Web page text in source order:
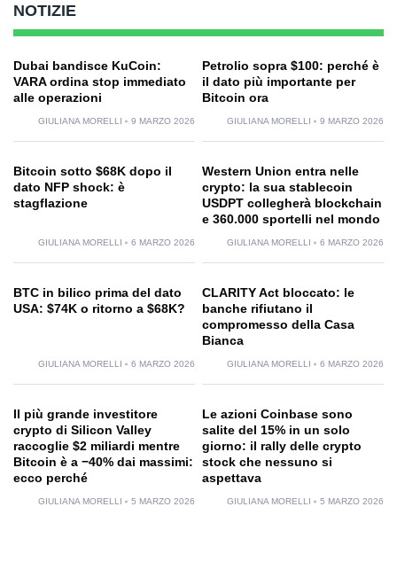
NOTIZIE
Dubai bandisce KuCoin:
VARA ordina stop immediato
alle operazioni
GIULIANA MORELLI 9 MARZO 2026
Petrolio sopra $100: perché è
il dato più importante per
Bitcoin ora
GIULIANA MORELLI 9 MARZO 2026
Bitcoin sotto $68K dopo il
dato NFP shock: è
stagflazione
GIULIANA MORELLI 6 MARZO 2026
Western Union entra nelle
crypto: la sua stablecoin
USDPT collegherà blockchain
e 360.000 sportelli nel mondo
GIULIANA MORELLI 6 MARZO 2026
BTC in bilico prima del dato
USA: $74K o ritorno a $68K?
GIULIANA MORELLI 6 MARZO 2026
CLARITY Act bloccato: le
banche rifiutano il
compromesso della Casa
Bianca
GIULIANA MORELLI 6 MARZO 2026
Il più grande investitore
crypto di Silicon Valley
raccoglie $2 miliardi mentre
Bitcoin è a −40% dai massimi:
ecco perché
GIULIANA MORELLI 5 MARZO 2026
Le azioni Coinbase sono
salite del 15% in un solo
giorno: il rally delle crypto
stock che nessuno si
aspettava
GIULIANA MORELLI 5 MARZO 2026